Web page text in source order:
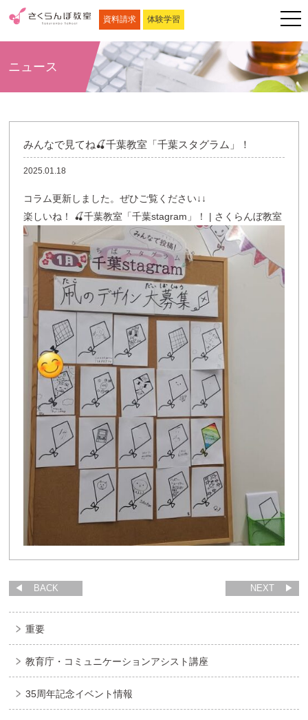
資料請求 体験学習
ニュース
みんなで見てね🍒千葉教室「千葉スタグラム」！
2025.01.18
コラム更新しました。ぜひご覧ください↓↓
楽しいね！ 🍒千葉教室「千葉stagram」！ | さくらんぼ教室
BACK NEXT
重要
教育庁・コミュニケーションアシスト講座
35周年記念イベント情報